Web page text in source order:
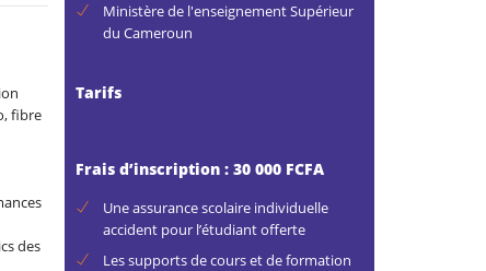
fibre
des
Ministère de l'enseignement Supérieur
du Cameroun
Tarifs
Frais d’inscription : 30 000 FCFA
Une assurance scolaire individuelle
accident pour l’étudiant offerte
Les supports de cours et de formation